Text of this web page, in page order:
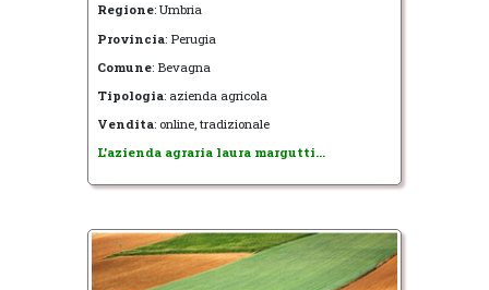
Regione: Umbria
Provincia: Perugia
Comune: Bevagna
Tipologia: azienda agricola
Vendita: online, tradizionale
L'azienda agraria laura margutti...